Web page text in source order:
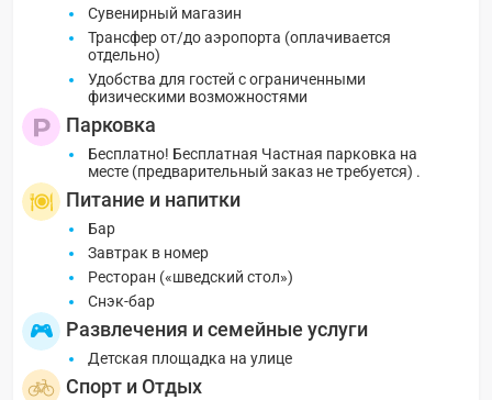
Сувенирный магазин
Трансфер от/до аэропорта (оплачивается
отдельно)
Удобства для гостей с ограниченными
физическими возможностями
Парковка
Бесплатно! Бесплатная Частная парковка на
месте (предварительный заказ не требуется) .
Питание и напитки
Бар
Завтрак в номер
Ресторан («шведский стол»)
Снэк-бар
Развлечения и семейные услуги
Детская площадка на улице
Спорт и Отдых